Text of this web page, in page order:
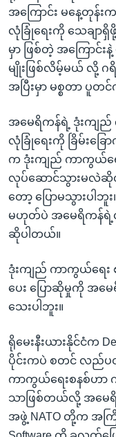
အကြောင်း မနေ့တုန်
လုံခြုံရေးကို သေချ
မှာ ဖြစ်တဲ့ အကြောင်
မျိုးဖြစ်လိမ့်မယ် လို့ ဂရိ
အပြီးမှာ မစ္စတာ ပူတင်
အမေရိကန်ရဲ့ ဒုံးကျည်
လုံခြုံရေးကို ခြိမ်းခြ
က ဒုံးကျည် ကာကွယ်
လုပ်ဆောင်သွားမလဲ
တော့ ပြောမသွားပါဘူ
မဟုတ်ပဲ အမေရိကန်ရဲ့
ဆိုပါတယ်။
ဒုံးကျည် ကာကွယ်ရေ
ပေး ပြောဆိုမှုကို အ
သေးပါဘူး။
ရိုမေးနီးယားနိုင်ငံက
ပိုင်းကပဲ စတင် လည်ပ
ကာကွယ်ရေးစနစ်ဟ
သာဖြစ်တယ်လို့ အမေရိ
အဖွဲ့ NATO တို့က အကြိ